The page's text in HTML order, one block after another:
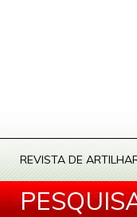
REVISTA DE